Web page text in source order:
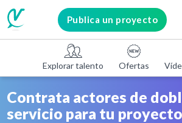
Publica un proyecto
Explorar talento Ofertas
Contrata actores de
servicio para tu proyecto